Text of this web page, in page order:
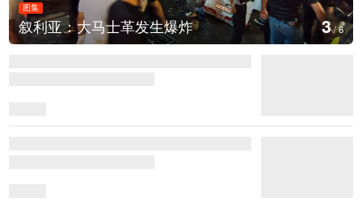
图集
叙利亚：大马士革发生爆炸 4/6